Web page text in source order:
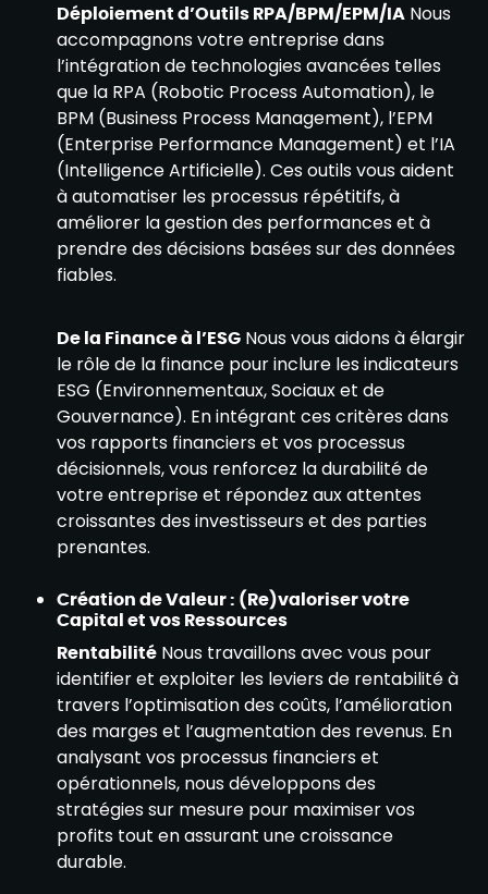
Déploiement d’Outils RPA/BPM/EPM/IA Nous
accompagnons votre entreprise dans
l’intégration de technologies avancées telles
que la RPA (Robotic Process Automation), le
BPM (Business Process Management), l’EPM
(Enterprise Performance Management) et l’IA
(Intelligence Artificielle). Ces outils vous aident
à automatiser les processus répétitifs, à
améliorer la gestion des performances et à
prendre des décisions basées sur des données
fiables.
De la Finance à l’ESG Nous vous aidons à élargir
le rôle de la finance pour inclure les indicateurs
ESG (Environnementaux, Sociaux et de
Gouvernance). En intégrant ces critères dans
vos rapports financiers et vos processus
décisionnels, vous renforcez la durabilité de
votre entreprise et répondez aux attentes
croissantes des investisseurs et des parties
prenantes.
Création de Valeur : (Re)valoriser votre
Capital et vos Ressources
Rentabilité Nous travaillons avec vous pour
identifier et exploiter les leviers de rentabilité à
travers l’optimisation des coûts, l’amélioration
des marges et l’augmentation des revenus. En
analysant vos processus financiers et
opérationnels, nous développons des
stratégies sur mesure pour maximiser vos
profits tout en assurant une croissance
durable.